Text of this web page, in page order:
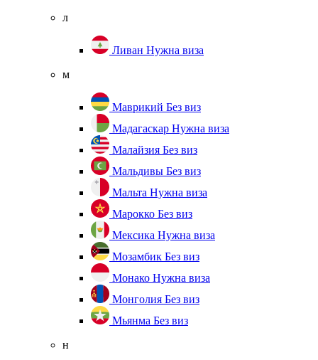
л
Ливан Нужна виза
м
Маврикий Без виз
Мадагаскар Нужна виза
Малайзия Без виз
Мальдивы Без виз
Мальта Нужна виза
Марокко Без виз
Мексика Нужна виза
Мозамбик Без виз
Монако Нужна виза
Монголия Без виз
Мьянма Без виз
н